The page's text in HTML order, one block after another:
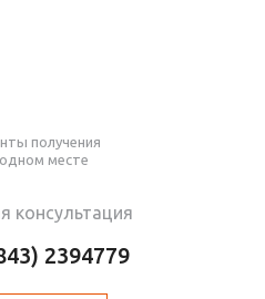
получения
месте
консультация
2394779